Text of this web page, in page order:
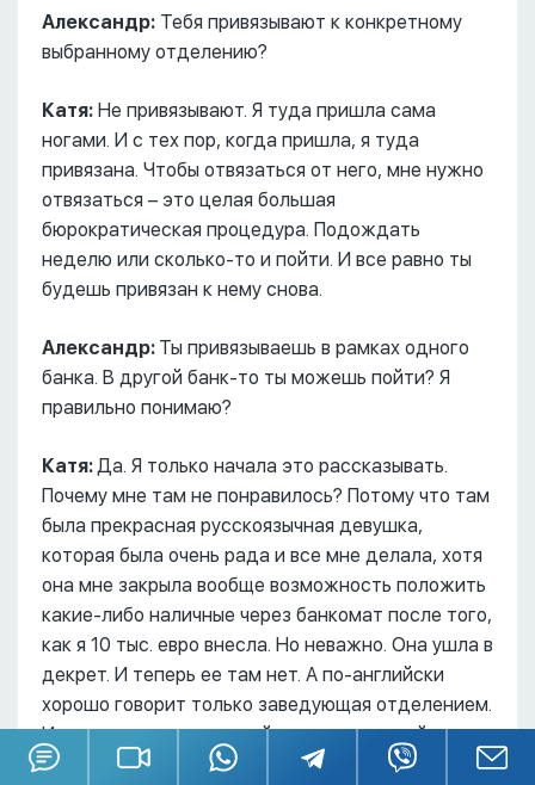
Александр: Тебя привязывают к конкретному
выбранному отделению?
Катя: Не привязывают. Я туда пришла сама
ногами. И с тех пор, когда пришла, я туда
привязана. Чтобы отвязаться от него, мне нужно
отвязаться – это целая большая
бюрократическая процедура. Подождать
неделю или сколько-то и пойти. И все равно ты
будешь привязан к нему снова.
Александр: Ты привязываешь в рамках одного
банка. В другой банк-то ты можешь пойти? Я
правильно понимаю?
Катя:Да. Я только начала это рассказывать.
Почему мне там не понравилось? Потому что там
была прекрасная русскоязычная девушка,
которая была очень рада и все мне делала, хотя
она мне закрыла вообще возможность положить
какие-либо наличные через банкомат после того,
как я 10 тыс. евро внесла. Но неважно. Она ушла в
декрет. И теперь ее там нет. А по-английски
хорошо говорит только заведующая отделением.
И она всегда занята, и ей неохота со мной
возиться. Это прямо видно. А все остальные там